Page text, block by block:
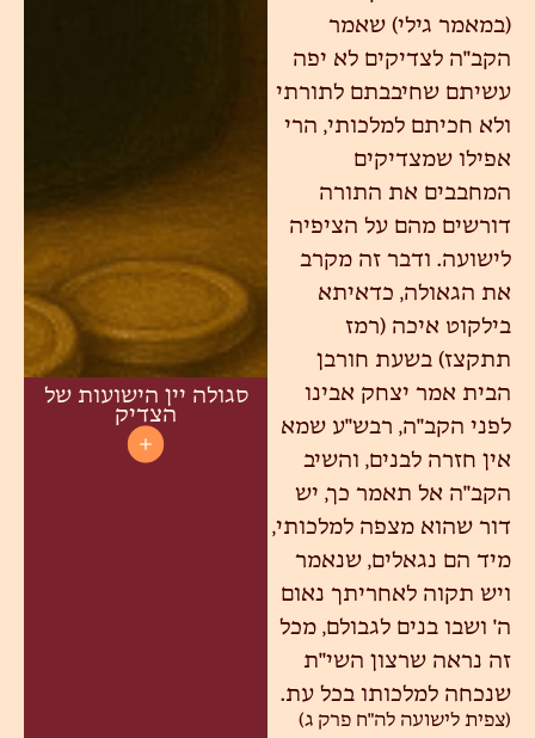
(במאמר גילי) שאמר
הקב"ה לצדיקים לא יפה
עשיתם שחיבבתם לתורתי
ולא חכיתם למלכותי, הרי
אפילו שמצדיקים
המחבבים את התורה
דורשים מהם על הציפיה
לישועה. ודבר זה מקרב
את הגאולה, כדאיתא
בילקוט איכה (רמז
תתקצז) בשעת חורבן
הבית אמר יצחק אבינו
לפני הקב"ה, רבש"ע שמא
אין חזרה לבנים, והשיב
הקב"ה אל תאמר כך, יש
דור שהוא מצפה למלכותי,
מיד הם נגאלים, שנאמר
ויש תקוה לאחריתך נאום
ה' ושבו בנים לגבולם, מכל
זה נראה שרצון השי"ת
שנכחה למלכותו בכל עת.
(צפית לישועה לה"ח פרק ג)
סגולה יין הישועות של
הצדיק